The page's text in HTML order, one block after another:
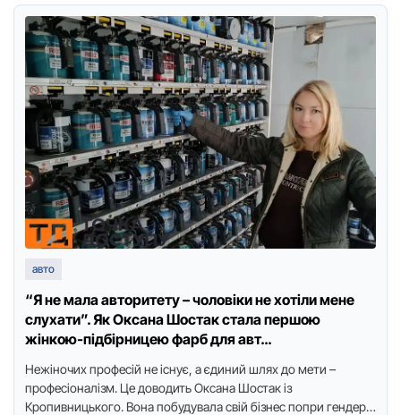
авто
“Я не мала авторитету – чоловіки не хотіли мене
слухати”. Як Оксана Шостак стала першою
жінкою-підбірницею фарб для авт…
Нежіночих професій не існує, а єдиний шлях до мети –
професіоналізм. Це доводить Оксана Шостак із
Кропивницького. Вона побудувала свій бізнес попри гендерні